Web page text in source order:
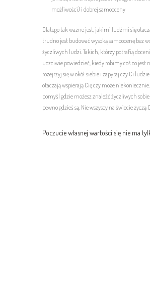
możliwości) i dobrej samooceny
Dlatego tak ważne jest, jakimi ludźmi się
trudno jest budować wysoką samoocenę bez
życzliwych ludzi. Takich, którzy potrafią
uczciwie powiedzieć, kiedy robimy coś co jest
rozejrzyj się w okół siebie i zapytaj czy Ci
otaczają wspierają Cię czy może
pomyśl gdzie możesz znaleźć życzliwych
pewno gdzieś są. Nie wszyscy na świecie życzą
Poczucie własnej wartości się nie ma